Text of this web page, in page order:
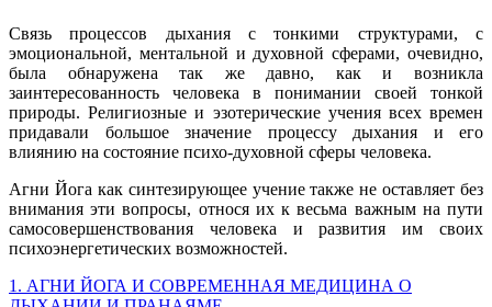
Связь процессов дыхания с тонкими структурами, с
эмоциональной, ментальной и духовной сферами, очевидно,
была обнаружена так же давно, как и возникла
заинтересованность человека в понимании своей тонкой
природы. Религиозные и эзотерические учения всех времен
придавали большое значение процессу дыхания и его
влиянию на состояние психо-духовной сферы человека.
Агни Йога как синтезирующее учение также не оставляет без
внимания эти вопросы, относя их к весьма важным на пути
самосовершенствования человека и развития им своих
психоэнергетических возможностей.
1. АГНИ ЙОГА И СОВРЕМЕННАЯ МЕДИЦИНА О